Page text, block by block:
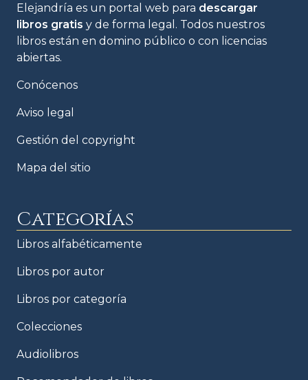
Elejandría es un portal web para descargar
libros gratis y de forma legal. Todos nuestros
libros están en domino público o con licencias
abiertas.
Conócenos
Aviso legal
Gestión del copyright
Mapa del sitio
Categorías
Libros alfabéticamente
Libros por autor
Libros por categoría
Colecciones
Audiolibros